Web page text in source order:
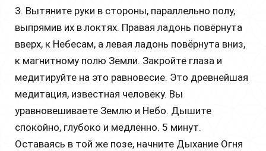
3. Вытяните руки в стороны, параллельно полу,
выпрямив их в локтях. Правая ладонь повёрнута
вверх, к Небесам, а левая ладонь повёрнута вниз,
к магнитному полю Земли. Закройте глаза и
медитируйте на это равновесие. Это древнейшая
медитация, известная человеку. Вы
уравновешиваете Землю и Небо. Дышите
спокойно, глубоко и медленно. 5 минут.
Оставаясь в той же позе, начните Дыхание Огня